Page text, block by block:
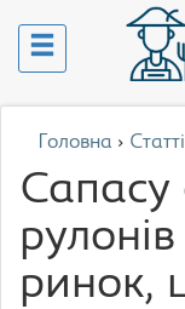
Головна › Статті
Сапасу
ринок,